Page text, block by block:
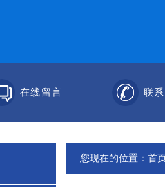
在线留言 联
您现在的位置： 首